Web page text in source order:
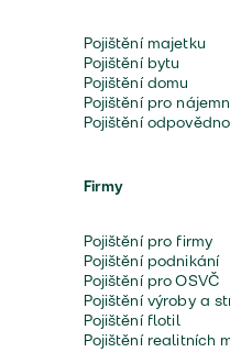
Pojištění majetku
Pojištění bytu
Pojištění domu
Pojištění pro
Pojištění
Firmy
Pojištění pro firmy
Pojištění podnikání
Pojištění pro OSVČ
Pojištění výroby a
Pojištění flotil
Pojištění realitních